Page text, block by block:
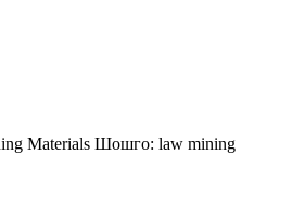
Materials Шошго: law mining